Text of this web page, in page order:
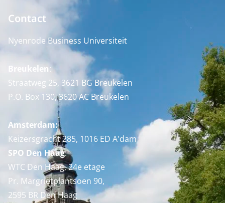
Contact
Nyenrode Business Universiteit
Breukelen:
Straatweg 25, 3621 BG Breukelen
P.O. Box 130, 3620 AC Breukelen
Amsterdam:
Keizersgracht 285, 1016 ED A'dam
SPO Den Haag:
WTC Den Haag, 24e etage
Pr. Margrietplantsoen 90,
2595 BR Den Haag